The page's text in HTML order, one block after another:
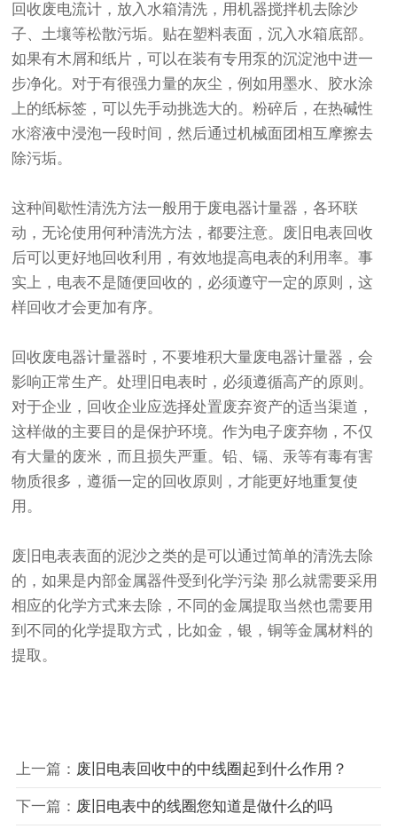
回收废电流计，放入水箱清洗，用机器搅拌机去除沙
子、土壤等松散污垢。贴在塑料表面，沉入水箱底部。
如果有木屑和纸片，可以在装有专用泵的沉淀池中进一
步净化。对于有很强力量的灰尘，例如用墨水、胶水涂
上的纸标签，可以先手动挑选大的。粉碎后，在热碱性
水溶液中浸泡一段时间，然后通过机械面团相互摩擦去
除污垢。
这种间歇性清洗方法一般用于废电器计量器，各环联
动，无论使用何种清洗方法，都要注意。废旧电表回收
后可以更好地回收利用，有效地提高电表的利用率。事
实上，电表不是随便回收的，必须遵守一定的原则，这
样回收才会更加有序。
回收废电器计量器时，不要堆积大量废电器计量器，会
影响正常生产。处理旧电表时，必须遵循高产的原则。
对于企业，回收企业应选择处置废弃资产的适当渠道，
这样做的主要目的是保护环境。作为电子废弃物，不仅
有大量的废米，而且损失严重。铅、镉、汞等有毒有害
物质很多，遵循一定的回收原则，才能更好地重复使
用。
废旧电表表面的泥沙之类的是可以通过简单的清洗去除
的，如果是内部金属器件受到化学污染 那么就需要采用
相应的化学方式来去除，不同的金属提取当然也需要用
到不同的化学提取方式，比如金，银，铜等金属材料的
提取。
上一篇： 废旧电表回收中的中线圈起到什么作用？
下一篇： 废旧电表中的线圈您知道是做什么的吗